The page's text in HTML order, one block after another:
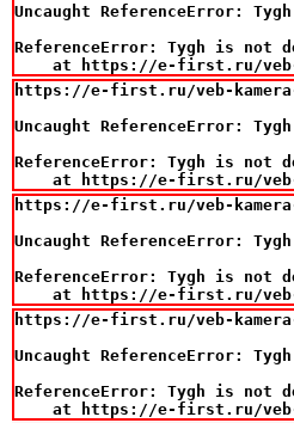
Uncaught ReferenceError:
ReferenceError: Tygh is not
at https://e-first.ru/
https://e-first.ru/veb-kamera-
Uncaught ReferenceError:
ReferenceError: Tygh is not
at https://e-first.ru/
https://e-first.ru/veb-kamera-
Uncaught ReferenceError:
ReferenceError: Tygh is not
at https://e-first.ru/
https://e-first.ru/veb-kamera-
Uncaught ReferenceError:
ReferenceError: Tygh is not
at https://e-first.ru/